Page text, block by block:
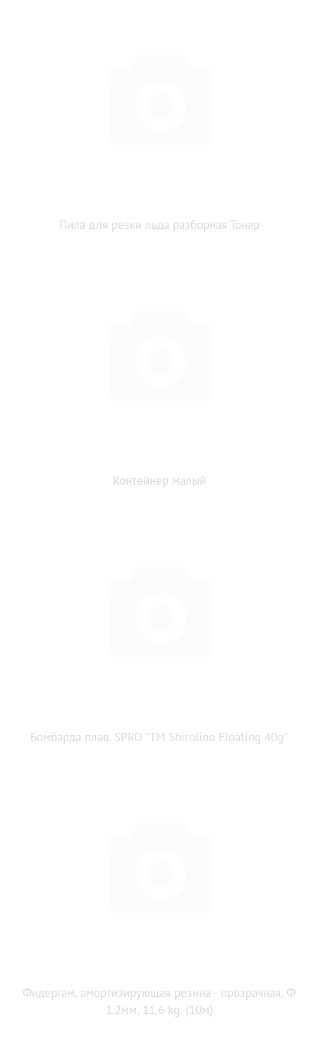
Пила для резки льда разборная Тонар
Контейнер малый
Бомбарда плав. SPRO "TM Sbirolino Floating 40g"
Фидергам, амортизирующая резина - прозрачная, Ф
1,2мм, 11,6 kg. (10м)